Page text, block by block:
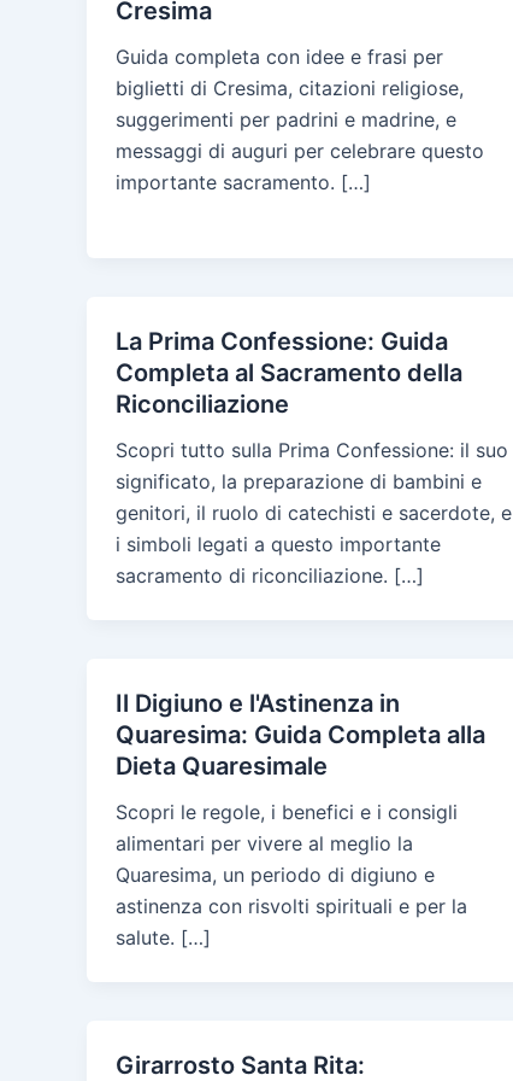
Cresima
Guida completa con idee e frasi per
biglietti di Cresima, citazioni religiose,
suggerimenti per padrini e madrine, e
messaggi di auguri per celebrare questo
importante sacramento. […]
La Prima Confessione: Guida
Completa al Sacramento della
Riconciliazione
Scopri tutto sulla Prima Confessione: il suo
significato, la preparazione di bambini e
genitori, il ruolo di catechisti e sacerdote, e
i simboli legati a questo importante
sacramento di riconciliazione. […]
Il Digiuno e l'Astinenza in
Quaresima: Guida Completa alla
Dieta Quaresimale
Scopri le regole, i benefici e i consigli
alimentari per vivere al meglio la
Quaresima, un periodo di digiuno e
astinenza con risvolti spirituali e per la
salute. […]
Girarrosto Santa Rita: